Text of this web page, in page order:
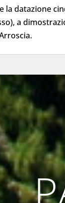
la datazione
a